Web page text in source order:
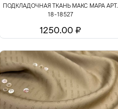
ПОДКЛАДОЧНАЯ ТКАНЬ МАКС МАРА АРТ.
18-18527
1250.00 ₽